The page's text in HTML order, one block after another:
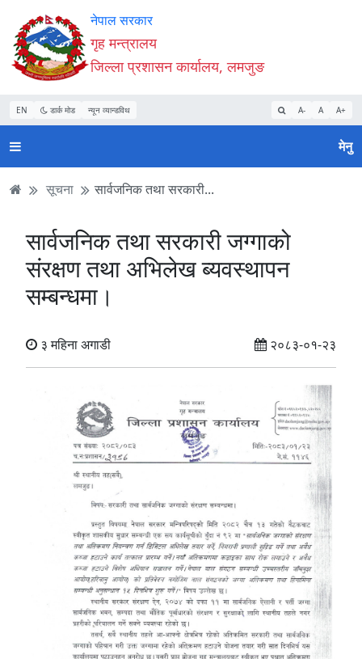
Accessibility
Mode
सुरु
गर्नुहोस्
सामाग्री
पढ्नुहाेस्
नेभिगेसन
पढ्नुहाेस्
वेबसाइट
खोजमा
जानुहोस्
नेपाल सरकार
गृह मन्त्रालय
जिल्ला प्रशासन कार्यालय, लमजुङ
EN डार्क मोड न्यून व्यान्डविथ A- A A+
मेनु
सूचना सार्वजनिक तथा सरकारी...
सार्वजनिक तथा सरकारी जग्गाको
संरक्षण तथा अभिलेख ब्यवस्थापन
सम्बन्धमा।
३ महिना अगाडी २०८३-०१-२३